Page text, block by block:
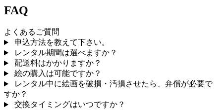
FAQ
よくあるご質問
申込方法を教えて下さい。
レンタル期間は選べますか？
配送料はかかりますか？
絵の購入は可能ですか？
レンタル中に絵画を破損・汚損させたら、弁償が必要で
すか？
交換タイミングはいつですか？